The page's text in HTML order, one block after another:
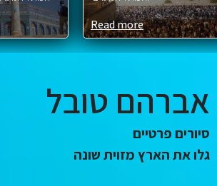
אברהם טובל
סיורים פרטיים
גלו את הארץ מזוית שונה
Read more